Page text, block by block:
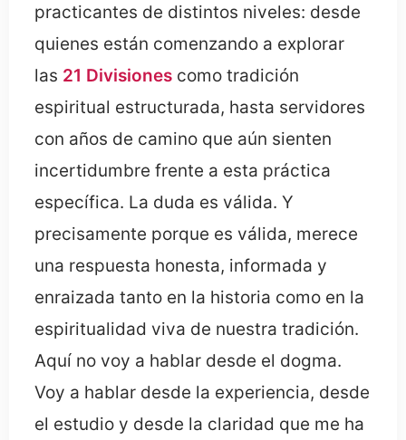
practicantes de distintos niveles: desde
quienes están comenzando a explorar
las 21 Divisiones como tradición
espiritual estructurada, hasta servidores
con años de camino que aún sienten
incertidumbre frente a esta práctica
específica. La duda es válida. Y
precisamente porque es válida, merece
una respuesta honesta, informada y
enraizada tanto en la historia como en la
espiritualidad viva de nuestra tradición.
Aquí no voy a hablar desde el dogma.
Voy a hablar desde la experiencia, desde
el estudio y desde la claridad que me ha